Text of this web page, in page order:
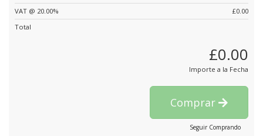
VAT @ 20.00%
£0.00
Total
£0.00
Importe a la Fecha
Comprar
Seguir Comprando